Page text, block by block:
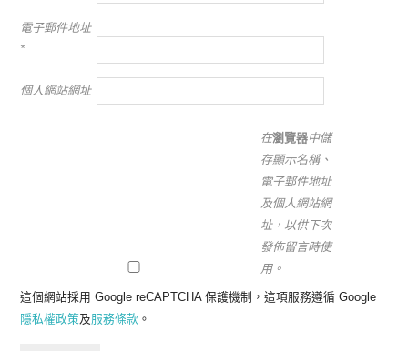
電子郵件地址
*
個人網站網址
在瀏覽器中儲
存顯示名稱、
電子郵件地址
及個人網站網
址，以供下次
發佈留言時使
用。
這個網站採用 Google reCAPTCHA 保護機制，這項服務遵循 Google
隱私權政策及服務條款 。